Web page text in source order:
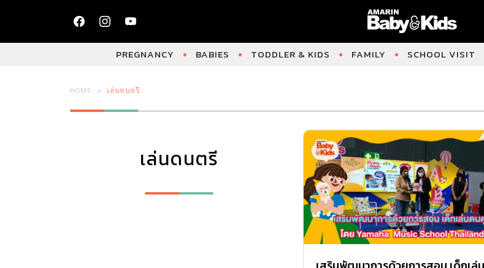
PREGNANCY BABIES TODDLER & KIDS FAMILY SCHOOL VISIT
HOME เล่นดนตรี
เล่นดนตรี